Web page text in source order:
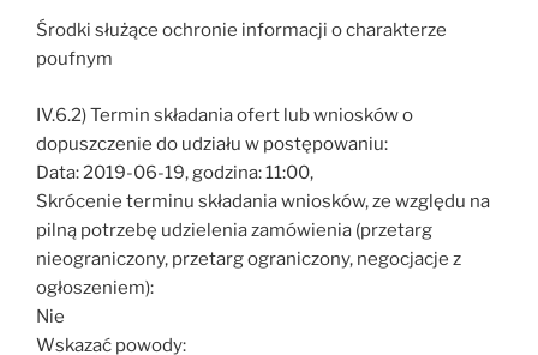
Środki służące ochronie informacji o charakterze
poufnym
IV.6.2) Termin składania ofert lub wniosków o
dopuszczenie do udziału w postępowaniu:
Data: 2019-06-19, godzina: 11:00,
Skrócenie terminu składania wniosków, ze względu na
pilną potrzebę udzielenia zamówienia (przetarg
nieograniczony, przetarg ograniczony, negocjacje z
ogłoszeniem):
Nie
Wskazać powody: